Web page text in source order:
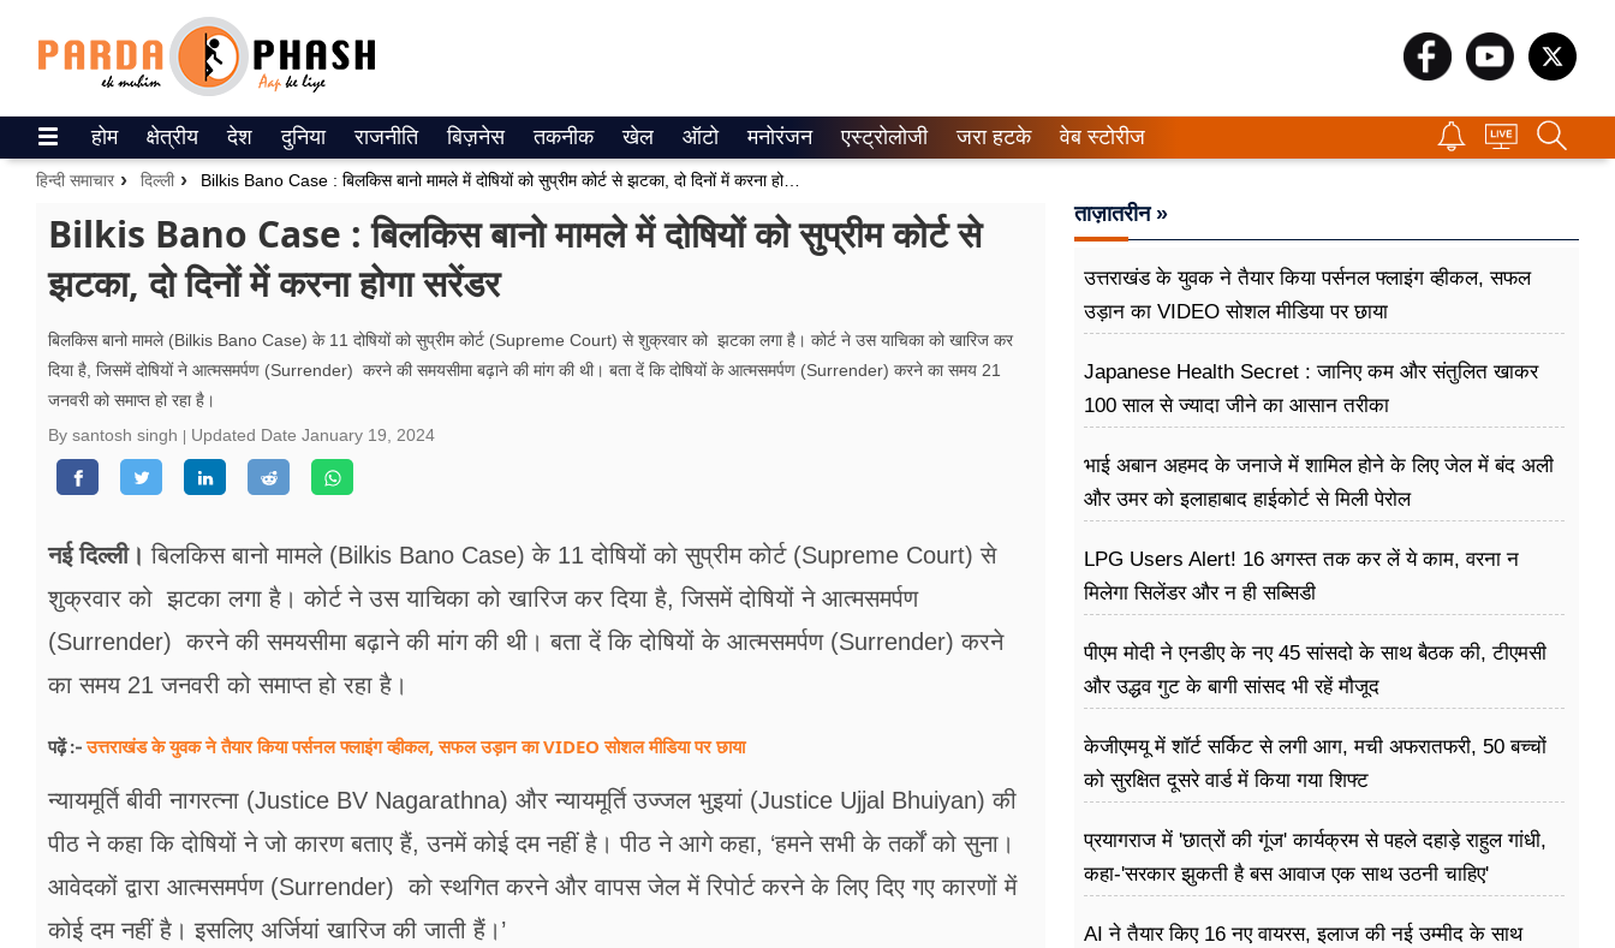
ePaper
वेब स्टोरीज
उत्तर प्रदेश
गैलरी
वीडियो
रिलेशनशिप
जीवन मंत्रा
फूड
सेहत
ब्‍यूटी
अन्य खबरें
होम क्षेत्रीय देश दुनिया राजनीति बिज़नेस तकनीक खेल ऑटो मनोरंजन एस्ट्रोलोजी जरा हटके वेब स्टोरीज
हिन्दी समाचार दिल्ली Bilkis Bano Case : बिलकिस बानो मामले में दोषियों को सुप्रीम कोर्ट से झटका, दो दिनों में करना होगा सरेंडर
Bilkis Bano Case : बिलकिस बानो मामले में दोषियों को सुप्रीम कोर्ट से
झटका, दो दिनों में करना होगा सरेंडर
बिलकिस बानो मामले (Bilkis Bano Case) के 11 दोषियों को सुप्रीम कोर्ट (Supreme Court) से शुक्रवार को झटका लगा है। कोर्ट ने उस याचिका को खारिज कर
दिया है, जिसमें दोषियों ने आत्मसमर्पण (Surrender) करने की समयसीमा बढ़ाने की मांग की थी। बता दें कि दोषियों के आत्मसमर्पण (Surrender) करने का समय 21
जनवरी को समाप्त हो रहा है।
By santosh singh
Updated Date January 19, 2024
नई दिल्ली। बिलकिस बानो मामले (Bilkis Bano Case) के 11 दोषियों को सुप्रीम कोर्ट (Supreme Court) से
शुक्रवार को झटका लगा है। कोर्ट ने उस याचिका को खारिज कर दिया है, जिसमें दोषियों ने आत्मसमर्पण
(Surrender) करने की समयसीमा बढ़ाने की मांग की थी। बता दें कि दोषियों के आत्मसमर्पण (Surrender) करने
का समय 21 जनवरी को समाप्त हो रहा है।
पढ़ें :-उत्तराखंड के युवक ने तैयार किया पर्सनल फ्लाइंग व्हीकल, सफल उड़ान का VIDEO सोशल मीडिया पर छाया
न्यायमूर्ति बीवी नागरत्ना (Justice BV Nagarathna) और न्यायमूर्ति उज्जल भुइयां (Justice Ujjal Bhuiyan) की
पीठ ने कहा कि दोषियों ने जो कारण बताए हैं, उनमें कोई दम नहीं है। पीठ ने आगे कहा, ‘हमने सभी के तर्कों को सुना।
आवेदकों द्वारा आत्मसमर्पण (Surrender) को स्थगित करने और वापस जेल में रिपोर्ट करने के लिए दिए गए कारणों में
कोई दम नहीं है। इसलिए अर्जियां खारिज की जाती हैं।’
ताज़ातरीन »
उत्तराखंड के युवक ने तैयार किया पर्सनल फ्लाइंग व्हीकल, सफल
उड़ान का VIDEO सोशल मीडिया पर छाया
Japanese Health Secret : जानिए कम और संतुलित खाकर
100 साल से ज्यादा जीने का आसान तरीका
भाई अबान अहमद के जनाजे में शामिल होने के लिए जेल में बंद अली
और उमर को इलाहाबाद हाईकोर्ट से मिली पेरोल
LPG Users Alert! 16 अगस्त तक कर लें ये काम, वरना न
मिलेगा सिलेंडर और न ही सब्सिडी
पीएम मोदी ने एनडीए के नए 45 सांसदो के साथ बैठक की, टीएमसी
और उद्धव गुट के बागी सांसद भी रहें मौजूद
केजीएमयू में शॉर्ट सर्किट से लगी आग, मची अफरातफरी, 50 बच्चों
को सुरक्षित दूसरे वार्ड में किया गया शिफ्ट
प्रयागराज में 'छात्रों की गूंज' कार्यक्रम से पहले दहाड़े राहुल गांधी,
कहा-'सरकार झुकती है बस आवाज एक साथ उठनी चाहिए'
AI ने तैयार किए 16 नए वायरस, इलाज की नई उम्मीद के साथ